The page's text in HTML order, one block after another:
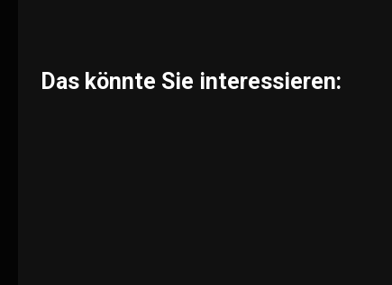
Das könnte Sie interessieren: